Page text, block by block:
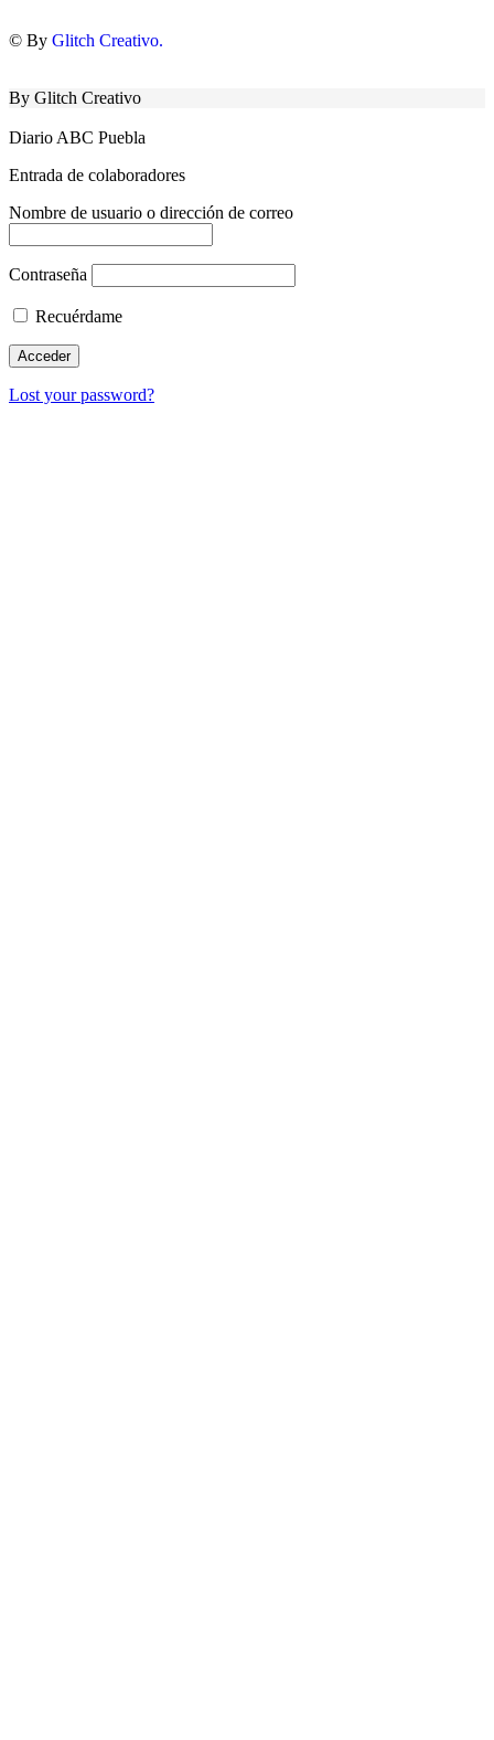
© By Glitch Creativo.
By Glitch Creativo
Diario ABC Puebla
Entrada de colaboradores
Nombre de usuario o dirección de correo
Contraseña
Recuérdame
Lost your password?